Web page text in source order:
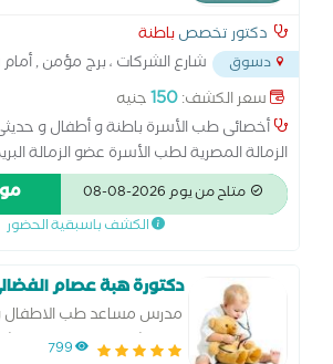
دكتور تخصصباطنة
دسوق شارع الشركات ، برج مؤمن ,
سعر الكشف:150جنيه
أخصائى طب الأسرة باطنة و أطفال و
الزمالة المصرية لطب الأسرة عضو الزمالة
مستشفى الأندلسية سابقا نائب مدير مستشفى
مدير طوارئ مستشفى النيل التخصصي
متاح من يوم 2026-08-08
الكشف باسبقية الحضور
دكتورة هبة عصام
مدرس مساعد طب الاطفال
بمستشفيات جامعة799